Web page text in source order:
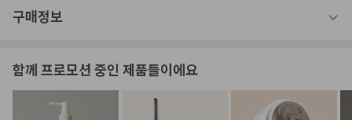
구매정보
함께 프로모션 중인 제품들이에요